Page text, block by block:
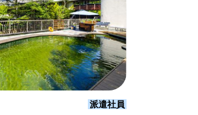
派遣社員